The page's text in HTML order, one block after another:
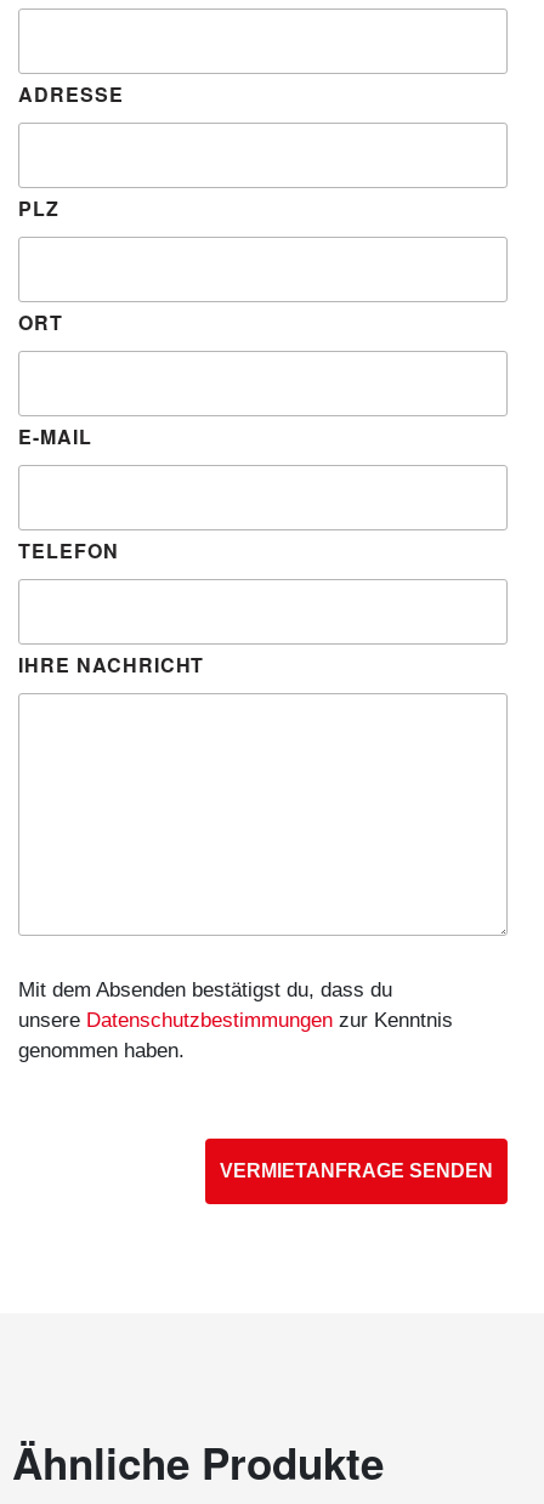
ADRESSE
PLZ
ORT
E-MAIL
TELEFON
IHRE NACHRICHT
Mit dem Absenden bestätigst du, dass du
unsere Datenschutzbestimmungen zur Kenntnis
genommen haben.
Ähnliche Produkte